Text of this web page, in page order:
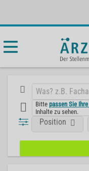
Bittepassen Sie
Inhalte zu sehen.
Position